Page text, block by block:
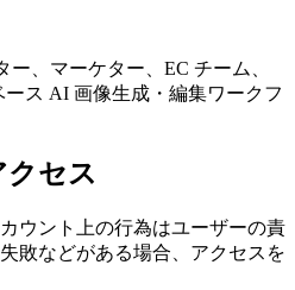
ー、マーケター、EC チーム、
ス AI 画像生成・編集ワークフ
クセス
ウント上の行為はユーザーの責
敗などがある場合、アクセスを